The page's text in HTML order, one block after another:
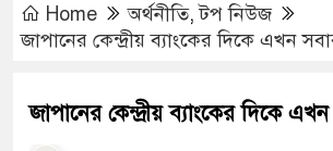
Home অর্থনীতি,টপ নিউজ
জাপানের কেন্দ্রীয় ব্যাংকের দিকে এখন
জাপানের কেন্দ্রীয় ব্যাংকের দিকে